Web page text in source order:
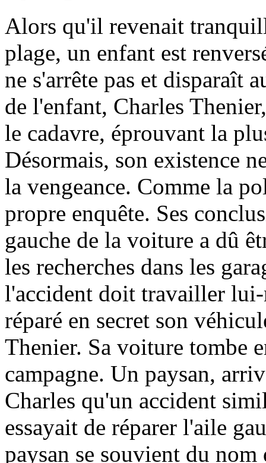
Alors qu'il revenait
plage, un enfant est
ne s'arrête pas et disparaît
de l'enfant, Charles
le cadavre, éprouvant la
Désormais, son existence
la vengeance. Comme la
propre enquête. Ses
gauche de la voiture a dû
les recherches dans les
l'accident doit travailler lui-
réparé en secret son
Thenier. Sa voiture tombe
campagne. Un paysan,
Charles qu'un accident
essayait de réparer l'aile
paysan se souvient du